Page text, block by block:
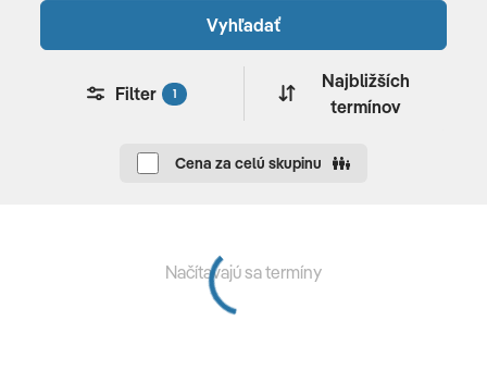
Reštaurácia "Beresford": Kuchyňa: Medzinárodná,
regionálna, za poplatok, denne 19:00 - 22:00
Bary a ďalšie: 2
Bar pri bazéne Vonkajšie "Bistro Colombo": za
Bez poplatku
Vyhľadať
Filter 1
Najbližších
termínov
Cena za celú skupinu
Načítavajú sa termíny